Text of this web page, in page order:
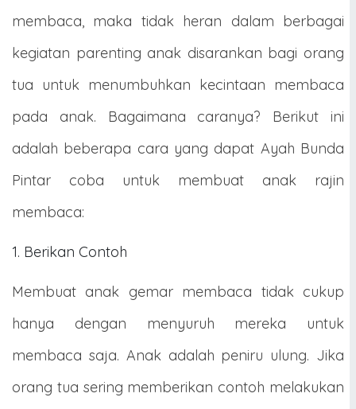
membaca, maka tidak heran dalam berbagai
kegiatan parenting anak disarankan bagi orang
tua untuk menumbuhkan kecintaan membaca
pada anak. Bagaimana caranya? Berikut ini
adalah beberapa cara yang dapat Ayah Bunda
Pintar coba untuk membuat anak rajin
membaca:
1. Berikan Contoh
Membuat anak gemar membaca tidak cukup
hanya dengan menyuruh mereka untuk
membaca saja. Anak adalah peniru ulung. Jika
orang tua sering memberikan contoh melakukan